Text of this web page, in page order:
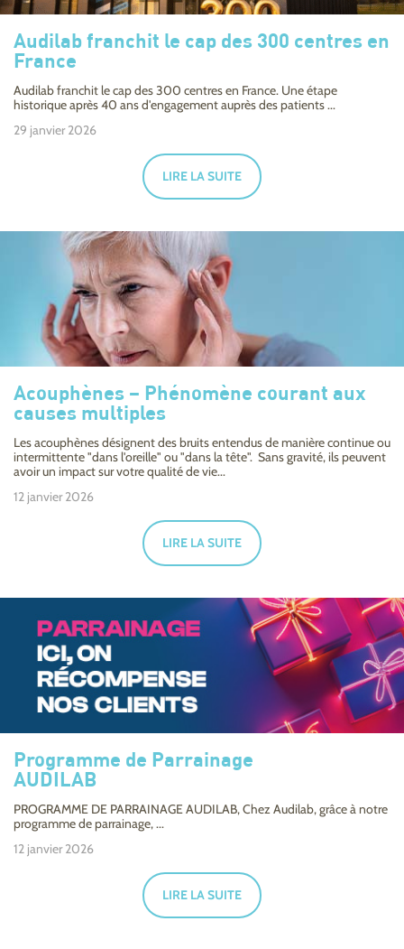
Audilab franchit le cap des 300 centres en
France
Audilab franchit le cap des 300 centres en France. Une étape
historique après 40 ans d'engagement auprès des patients ...
29 janvier 2026
LIRE LA SUITE
Acouphènes – Phénomène courant aux
causes multiples
Les acouphènes désignent des bruits entendus de manière continue ou
intermittente "dans l'oreille" ou "dans la tête". Sans gravité, ils peuvent
avoir un impact sur votre qualité de vie...
12 janvier 2026
LIRE LA SUITE
Programme de Parrainage
AUDILAB
PROGRAMME DE PARRAINAGE AUDILAB, Chez Audilab, grâce à notre
programme de parrainage, ...
12 janvier 2026
LIRE LA SUITE